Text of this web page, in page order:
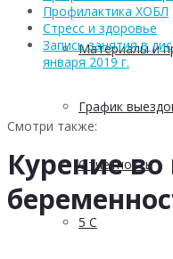
Материалы и
График
Отчетность
5 С
Профилактика ХОБЛ
Стресс и здоровье
Запись занятия в
января 2019 г.
Смотри также:
Курение